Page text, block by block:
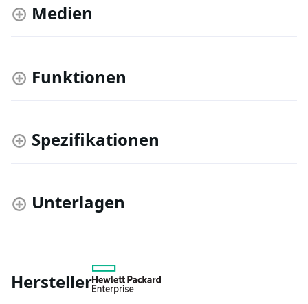
Medien
Funktionen
Spezifikationen
Unterlagen
Hersteller